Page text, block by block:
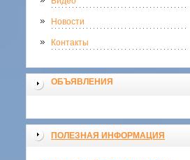
Новости
Контакты
ОБЪЯВЛЕНИЯ
ПОЛЕЗНАЯ ИНФОРМАЦИЯ